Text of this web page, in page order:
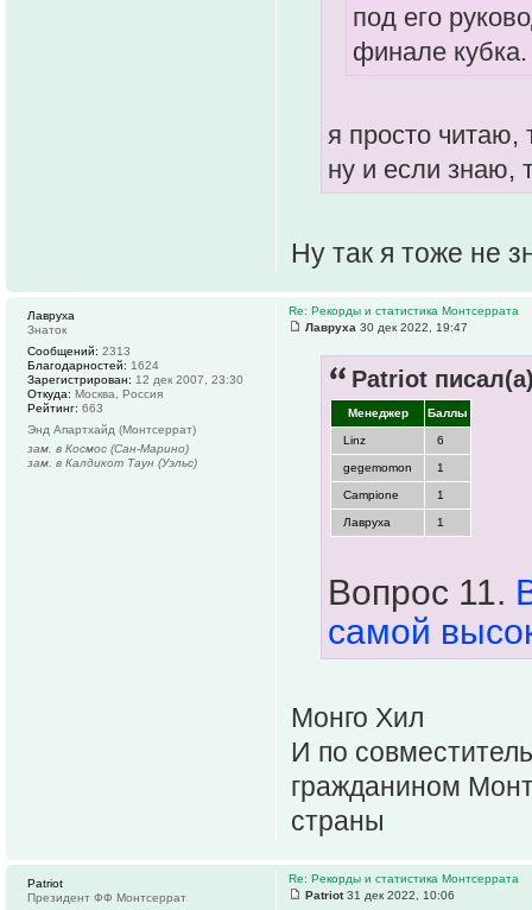
под его
финале
я просто читаю,
ну и если знаю,
Ну так я тоже не
Re: Рекорды и статистика Монтсеррата
Лавруха 30 дек 2022, 19:47
Patriot
Менеджер Баллы
Linz 6
gegemomon 1
Campione 1
Лавруха 1
Вопрос 11.
самой
Монго Хил
И по
гражданином
страны
Лавруха
Знаток
Сообщений: 2313
Благодарностей: 1624
Зарегистрирован: 12 дек 2007, 23:30
Откуда: Москва, Россия
Рейтинг: 663
Энд Апартхайд (Монтсеррат)
зам. в Космос (Сан-Марино)
зам. в Калдикот Таун (Уэльс)
Re: Рекорды и статистика Монтсеррата
Patriot31 дек 2022, 10:06
Patriot
Президент ФФ Монтсеррат